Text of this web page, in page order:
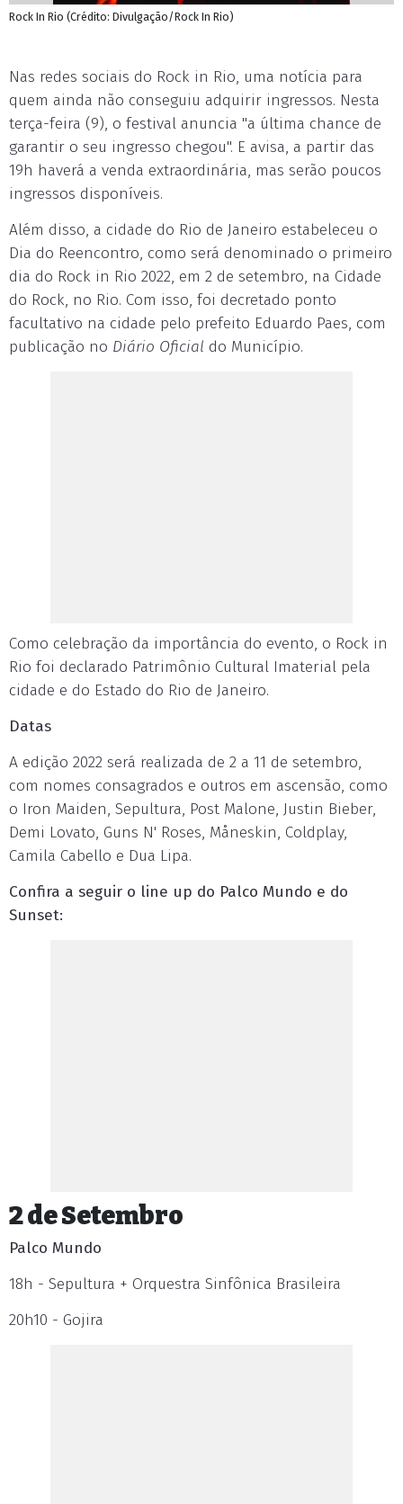
Rock In Rio (Crédito: Divulgação/Rock In Rio)
Nas redes sociais do Rock in Rio, uma notícia para
quem ainda não conseguiu adquirir ingressos. Nesta
terça-feira (9), o festival anuncia "a última chance de
garantir o seu ingresso chegou". E avisa, a partir das
19h haverá a venda extraordinária, mas serão poucos
ingressos disponíveis.
Além disso, a cidade do Rio de Janeiro estabeleceu o
Dia do Reencontro, como será denominado o primeiro
dia do Rock in Rio 2022, em 2 de setembro, na Cidade
do Rock, no Rio. Com isso, foi decretado ponto
facultativo na cidade pelo prefeito Eduardo Paes, com
publicação no Diário Oficial do Município.
Como celebração da importância do evento, o Rock in
Rio foi declarado Patrimônio Cultural Imaterial pela
cidade e do Estado do Rio de Janeiro.
Datas
A edição 2022 será realizada de 2 a 11 de setembro,
com nomes consagrados e outros em ascensão, como
o Iron Maiden, Sepultura, Post Malone, Justin Bieber,
Demi Lovato, Guns N' Roses, Måneskin, Coldplay,
Camila Cabello e Dua Lipa.
Confira a seguir o line up do Palco Mundo e do
Sunset:
2 de Setembro
Palco Mundo
18h - Sepultura + Orquestra Sinfônica Brasileira
20h10 - Gojira